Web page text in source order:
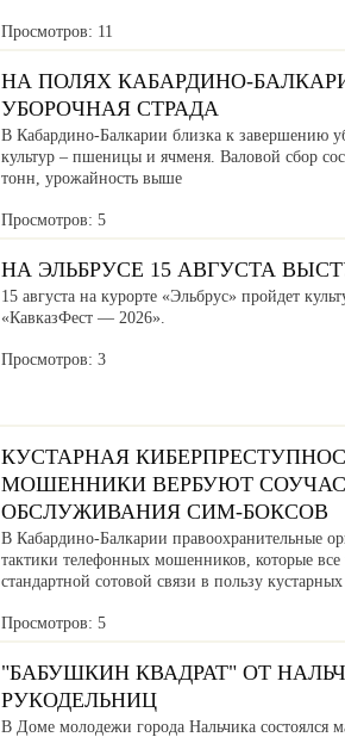
Просмотров: 11
НА ПОЛЯХ КАБАРДИНО-
УБОРОЧНАЯ СТРАДА
В Кабардино-Балкарии близка к завершению
культур – пшеницы и ячменя. Валовой сбор
тонн, урожайность выше
Просмотров: 5
НА ЭЛЬБРУСЕ 15 АВГУСТА
15 августа на курорте «Эльбрус» пройдет
«КавказФест — 2026».
Просмотров: 3
КУСТАРНАЯ
МОШЕННИКИ ВЕРБУЮТ
ОБСЛУЖИВАНИЯ СИМ-БОКСОВ
В Кабардино-Балкарии правоохранительные
тактики телефонных мошенников, которые все
стандартной сотовой связи в пользу
Просмотров: 5
"БАБУШКИН КВАДРАТ" ОТ
РУКОДЕЛЬНИЦ
В Доме молодежи города Нальчика состоялся